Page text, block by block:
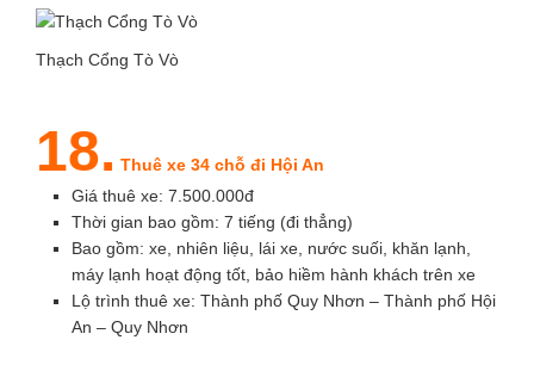
Thạch Cổng Tò Vò
18. Thuê xe 34 chỗ đi Hội An
Giá thuê xe: 7.500.000đ
Thời gian bao gồm: 7 tiếng (đi thẳng)
Bao gồm: xe, nhiên liệu, lái xe, nước suối, khăn lạnh,
máy lạnh hoạt động tốt, bảo hiềm hành khách trên xe
Lộ trình thuê xe: Thành phố Quy Nhơn – Thành phố Hội
An – Quy Nhơn